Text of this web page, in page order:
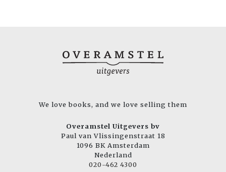
We love books, and we love selling them
Overamstel Uitgevers bv
Paul van Vlissingenstraat 18
1096 BK Amsterdam
Nederland
020-462 4300